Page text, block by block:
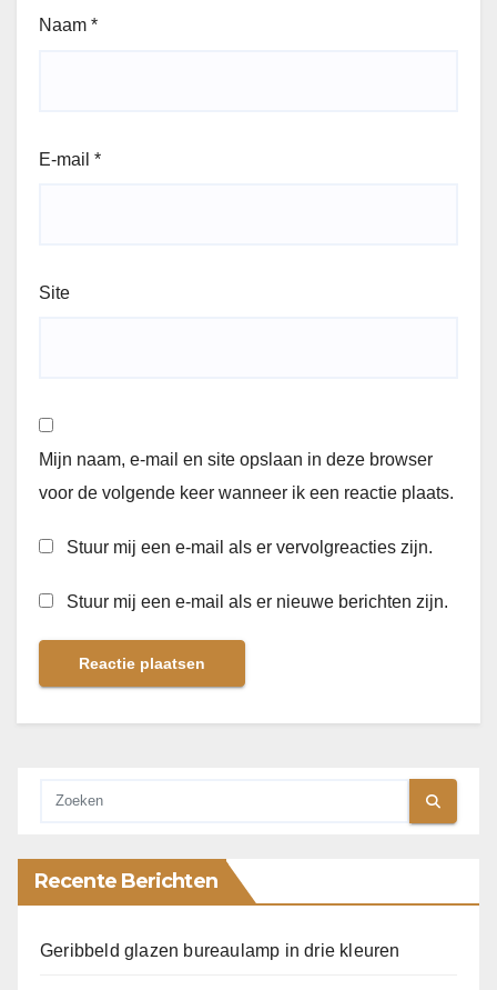
Naam *
E-mail *
Site
Mijn naam, e-mail en site opslaan in deze browser
voor de volgende keer wanneer ik een reactie plaats.
Stuur mij een e-mail als er vervolgreacties zijn.
Stuur mij een e-mail als er nieuwe berichten zijn.
Recente Berichten
Geribbeld glazen bureaulamp in drie kleuren